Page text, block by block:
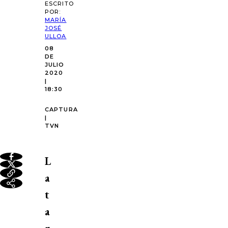
ESCRITO
POR:
MARÍA
JOSÉ
ULLOA
08
DE
JULIO
2020
|
18:30
CAPTURA
|
TVN
L
a
t
a